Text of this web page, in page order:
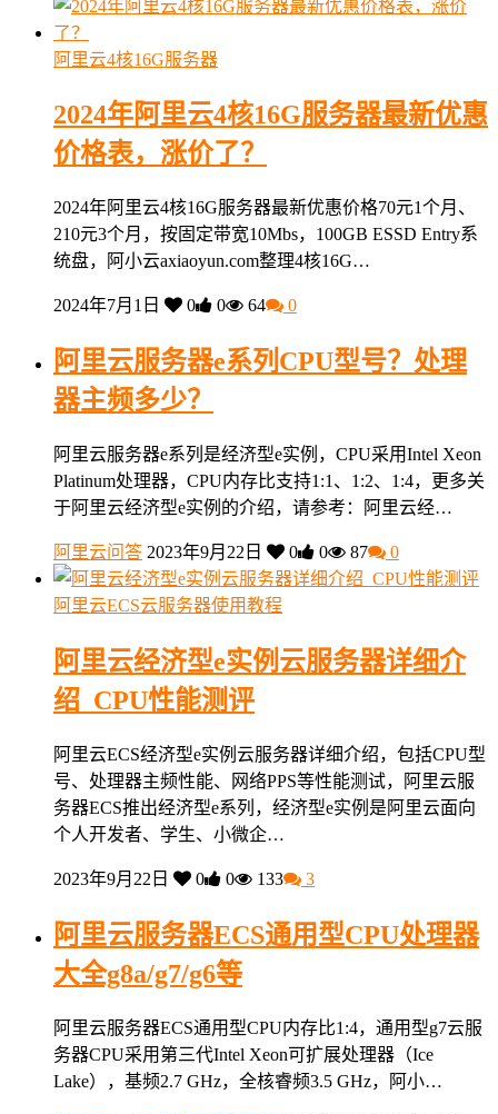
阿里云4核16G服务器
2024年阿里云4核16G服务器最新优惠
价格表，涨价了？
2024年阿里云4核16G服务器最新优惠价格70元1个月、
210元3个月，按固定带宽10Mbs，100GB ESSD Entry系
统盘，阿小云axiaoyun.com整理4核16G…
2024年7月1日 0 0 64 0
阿里云服务器e系列CPU型号？处理
器主频多少？
阿里云服务器e系列是经济型e实例，CPU采用Intel Xeon
Platinum处理器，CPU内存比支持1:1、1:2、1:4，更多关
于阿里云经济型e实例的介绍，请参考：阿里云经…
阿里云问答 2023年9月22日 0 0 87 0
阿里云ECS云服务器使用教程
阿里云经济型e实例云服务器详细介
绍_CPU性能测评
阿里云ECS经济型e实例云服务器详细介绍，包括CPU型
号、处理器主频性能、网络PPS等性能测试，阿里云服
务器ECS推出经济型e系列，经济型e实例是阿里云面向
个人开发者、学生、小微企…
2023年9月22日 0 0 133 3
阿里云服务器ECS通用型CPU处理器
大全g8a/g7/g6等
阿里云服务器ECS通用型CPU内存比1:4，通用型g7云服
务器CPU采用第三代Intel Xeon可扩展处理器（Ice
Lake），基频2.7 GHz，全核睿频3.5 GHz，阿小…